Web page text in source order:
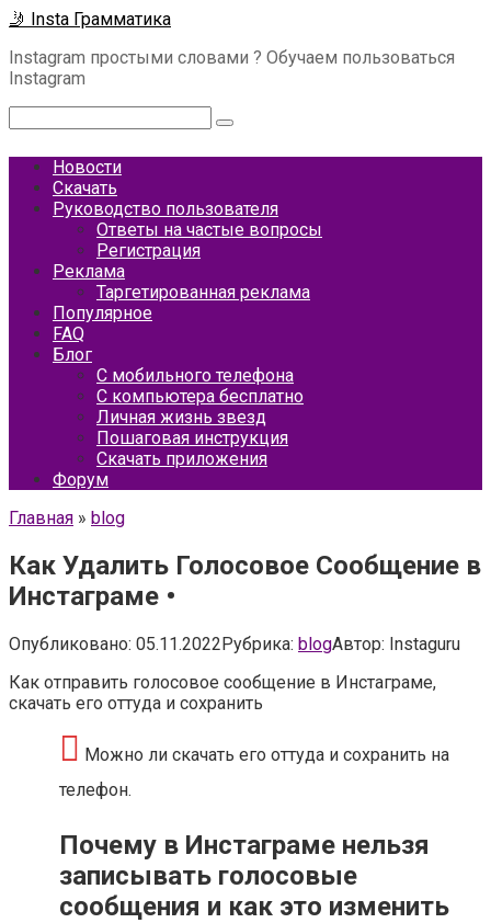
Перейти
контенту
🤳 Insta Грамматика
Instagram простыми словами ? Обучаем пользоваться
Instagram
Новости
Скачать
Руководство пользователя
Ответы на частые вопросы
Регистрация
Реклама
Таргетированная реклама
Популярное
FAQ
Блог
С мобильного телефона
С компьютера бесплатно
Личная жизнь звезд
Пошаговая инструкция
Скачать приложения
Форум
Главная » blog
Как Удалить Голосовое Сообщение в
Инстаграме •
Опубликовано: 05.11.2022Рубрика: blogАвтор: Instaguru
Как отправить голосовое сообщение в Инстаграме,
скачать его оттуда и сохранить
Можно ли скачать его оттуда и сохранить на
телефон.
Почему в Инстаграме нельзя
записывать голосовые
сообщения и как это изменить